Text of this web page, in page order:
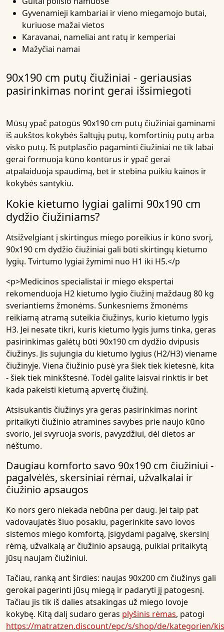
Gyvenamieji kambariai ir vieno miegamojo butai,
kuriuose mažai vietos
Karavanai, nameliai ant ratų ir kemperiai
Mažyčiai namai
90x190 cm putų čiužiniai - geriausias
pasirinkimas norint gerai išsimiegoti
Mūsų ypač patogūs 90x190 cm putų čiužiniai gaminami
iš aukštos kokybės šaltųjų putų, komfortinių putų arba
visko putų. Iš putplasčio pagaminti čiužiniai ne tik labai
gerai formuoja kūno kontūrus ir ypač gerai
atpalaiduoja spaudimą, bet ir stebina puikiu kainos ir
kokybės santykiu.
Kokie kietumo lygiai galimi 90x190 cm
dydžio čiužiniams?
Atsižvelgiant į skirtingus miego poreikius ir kūno svorį,
90x190 cm dydžio čiužiniai gali būti skirtingų kietumo
lygių. Tvirtumo lygiai žymimi nuo H1 iki H5.</p
<p>Medicinos specialistai ir miego ekspertai
rekomenduoja H2 kietumo lygio čiužinį maždaug 80 kg
sveriantiems žmonėms. Sunkesniems žmonėms
reikiamą atramą suteikia čiužinys, kurio kietumo lygis
H3. Jei nesate tikri, kuris kietumo lygis jums tinka, geras
pasirinkimas galėtų būti 90x190 cm dydžio dvipusis
čiužinys. Jis sujungia du kietumo lygius (H2/H3)viename
čiužinyje. Viena čiužinio pusė yra šiek tiek kietesnė, kita
- šiek tiek minkštesnė. Todėl galite laisvai rinktis ir bet
kada pakeisti kietumą apvertę čiužinį.
Atsisukantis čiužinys yra geras pasirinkimas norint
pritaikyti čiužinio atramines savybes prie naujo kūno
svorio, jei svyruoja svoris, pavyzdžiui, dėl dietos ar
nėštumo.
Daugiau komforto savo 90x190 cm čiužiniui -
pagalvėlės, skersiniai rėmai, užvalkalai ir
čiužinio apsaugos
Ko nors gero niekada nebūna per daug. Jei taip pat
vadovaujatės šiuo posakiu, pagerinkite savo lovos
sistemos miego komfortą, įsigydami pagalvę, skersinį
rėmą, užvalkalą ar čiužinio apsaugą, puikiai pritaikytą
jūsų naujam čiužiniui.
Tačiau, ranką ant širdies: naujas 90x200 cm čiužinys gali
gerokai pagerinti jūsų miegą ir padaryti jį patogesnį.
Tačiau jis tik iš dalies atsakingas už miego lovoje
kokybę. Kitą dalį sudaro geras plyšinis rėmas, patogi
https://matratzen.discount/epc/s/shop/de/kategorien/